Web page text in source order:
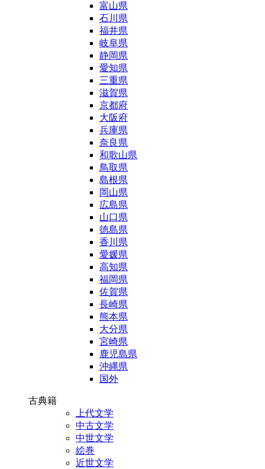
富山県
石川県
福井県
岐阜県
静岡県
愛知県
三重県
滋賀県
京都府
大阪府
兵庫県
奈良県
和歌山県
鳥取県
島根県
岡山県
広島県
山口県
徳島県
香川県
愛媛県
高知県
福岡県
佐賀県
長崎県
熊本県
大分県
宮崎県
鹿児島県
沖縄県
国外
古典籍
上代文学
中古文学
中世文学
絵巻
近世文学